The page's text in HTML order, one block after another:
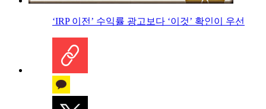
‘IRP 이전’ 수익률 광고보다 ‘이것’ 확인이 우선